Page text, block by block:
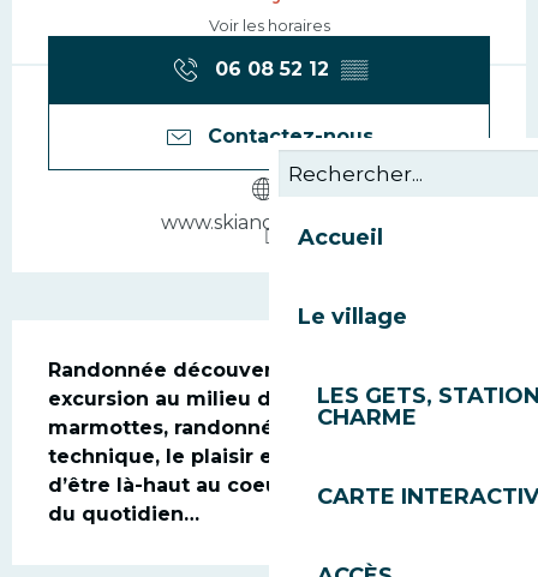
Accueil
Le village
LES GETS,
CHARME
CARTE
Voir les horaires
06 08 52 12 ▒▒
Contactez-nous
www.skiandguide.com
Description
Randonnée découverte en alpage,
excursion au milieu des chamois et
marmottes, randonnée facile ou plus
technique, le plaisir est tout simplement
d’être là-haut au coeur de la nature, loin
du quotidien…